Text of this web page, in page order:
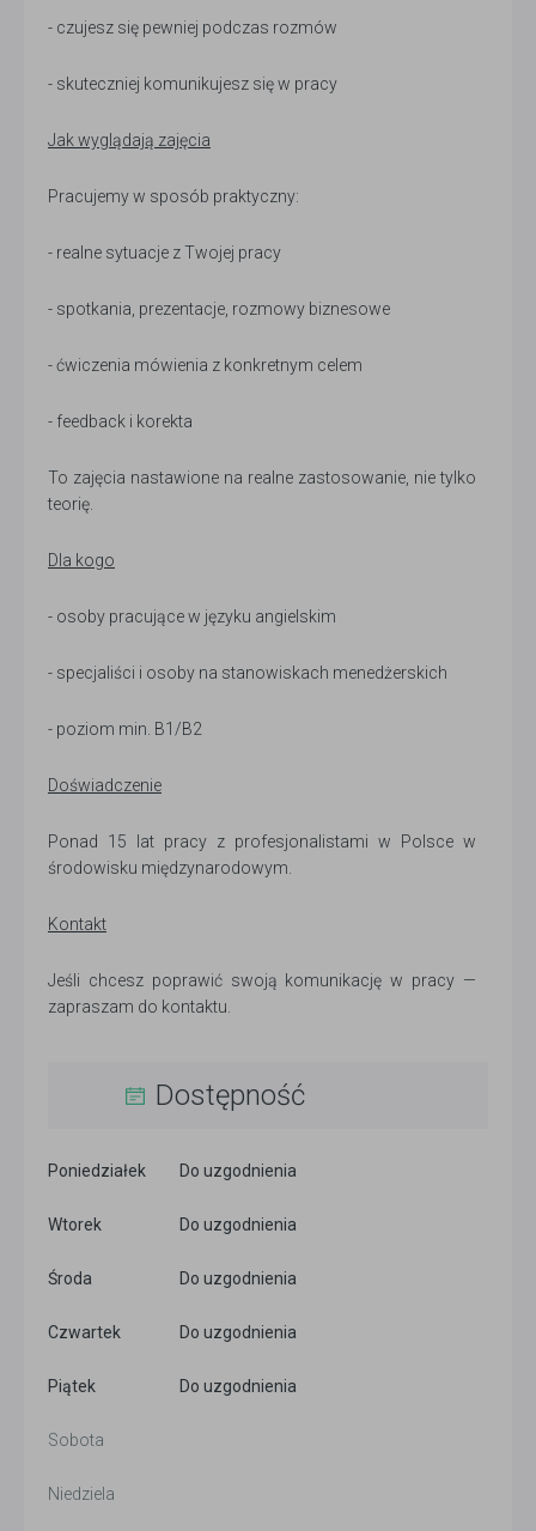
- czujesz się pewniej podczas rozmów
- skuteczniej komunikujesz się w pracy
Jak wyglądają zajęcia
Pracujemy w sposób praktyczny:
- realne sytuacje z Twojej pracy
- spotkania, prezentacje, rozmowy biznesowe
- ćwiczenia mówienia z konkretnym celem
- feedback i korekta
To zajęcia nastawione na realne zastosowanie, nie tylko
teorię.
Dla kogo
- osoby pracujące w języku angielskim
- specjaliści i osoby na stanowiskach menedżerskich
- poziom min. B1/B2
Doświadczenie
Ponad 15 lat pracy z profesjonalistami w Polsce w
środowisku międzynarodowym.
Kontakt
Jeśli chcesz poprawić swoją komunikację w pracy —
zapraszam do kontaktu.
Dostępność
Poniedziałek Do uzgodnienia
Wtorek Do uzgodnienia
Środa Do uzgodnienia
Czwartek Do uzgodnienia
Piątek Do uzgodnienia
Sobota
Niedziela